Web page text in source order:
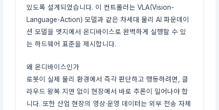
있도록 설계되었습니다. 이 컨트롤러는 VLA(Vision-
Language-Action) 모델과 같은 차세대 물리 AI 파운데이
션 모델을 엣지에서 온디바이스로 완벽하게 실행할 수 있
는 하드웨어 표준을 제시합니다.
왜 온디바이스인가
로봇이 실제 물리 환경에서 즉각 판단하고 행동하려면, 클
라우드 왕복 지연 없이 현장에서 바로 추론이 일어나야 합
니다. 또한 산업 현장의 영상·운영 데이터는 외부 전송 자체